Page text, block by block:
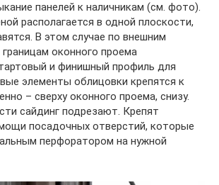
панелей к наличникам (см. фото).
располагается в одной плоскости,
В этом случае по внешним
оконного проема
и финишный профиль для
элементы облицовки крепятся к
– сверху оконного проема, снизу.
сайдинг подрезают. Крепят
посадочных отверстий, которые
перфоратором на нужной